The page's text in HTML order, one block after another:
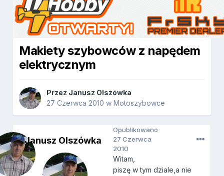
Makiety szybowców z napędem
elektrycznym
Przez Janusz Olszówka
27 Czerwca 2010 wMotoszybowce
Janusz Olszówka
Opublikowano
27 Czerwca
2010
Witam,
piszę w tym dziale,a nie